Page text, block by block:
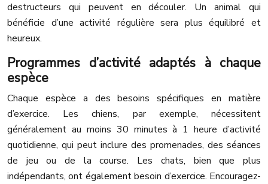
destructeurs qui peuvent en découler. Un animal qui
bénéficie d’une activité régulière sera plus équilibré et
heureux.
Programmes d’activité adaptés à chaque
espèce
Chaque espèce a des besoins spécifiques en matière
d’exercice. Les chiens, par exemple, nécessitent
généralement au moins 30 minutes à 1 heure d’activité
quotidienne, qui peut inclure des promenades, des séances
de jeu ou de la course. Les chats, bien que plus
indépendants, ont également besoin d’exercice. Encouragez-